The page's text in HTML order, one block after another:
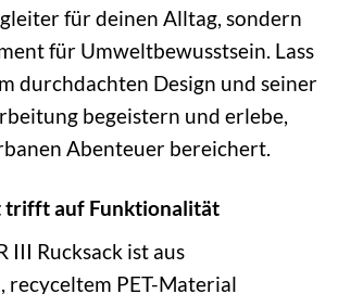
für deinen Alltag, sondern
für Umweltbewusstsein. Lass
durchdachten Design und seiner
begeistern und erlebe,
Abenteuer bereichert.
trifft auf Funktionalität
III Rucksack ist aus
recyceltem PET-Material